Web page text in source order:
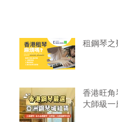
租鋼琴之
香港旺
大師級一